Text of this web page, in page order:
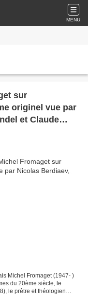
MENU
sur
originel vue par
et Claude
Michel Fromaget (1947- )
du 20ème siècle, le
le prêtre et théologien